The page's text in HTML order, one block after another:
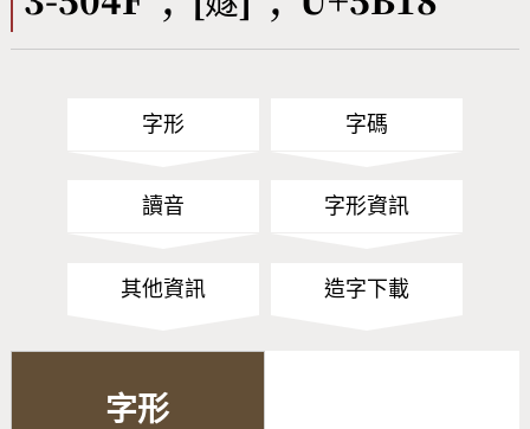
CNS查詢 Unicode查詢
字形 字碼
讀音 字形資訊
其他資訊 造字下載
字形